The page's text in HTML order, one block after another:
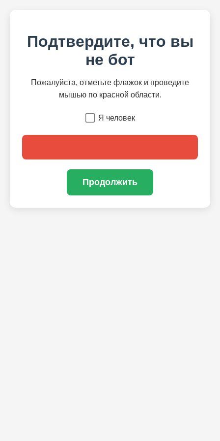
Подтвердите, что вы
не бот
Пожалуйста, отметьте флажок и проведите
мышью по красной области.
Я человек
Продолжить